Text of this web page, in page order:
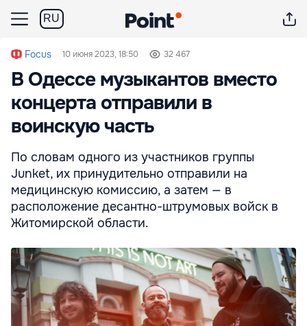
RU
Focus 10 июня 2023, 18:50 32 467
В Одессе музыкантов вместо
концерта отправили в
воинскую часть
По словам одного из участников группы
Junket, их принудительно отправили на
медицинскую комиссию, а затем — в
расположение десантно-штрумовых войск в
Житомирской области.